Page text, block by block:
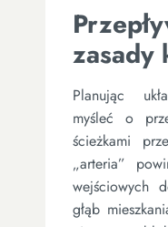
zasady
Planując
myśleć o
ścieżkami
„arteria”
wejściowych
głąb